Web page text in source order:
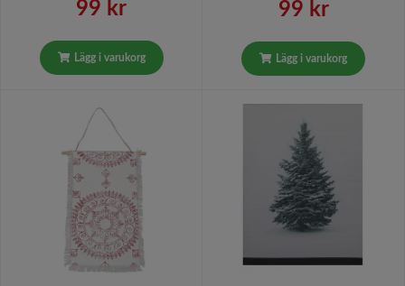
99 kr
Lägg i varukorg
99 kr
Lägg i varukorg